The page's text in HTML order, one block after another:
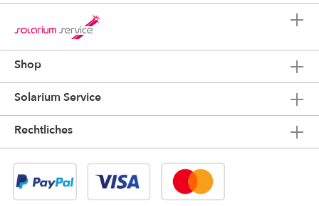
Shop
Solarium Service
Rechtliches